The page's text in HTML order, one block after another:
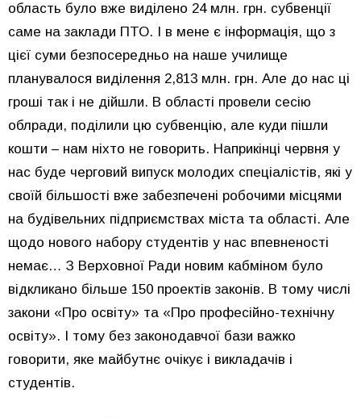
область було вже виділено 24 млн. грн. субвенції
саме на заклади ПТО. І в мене є інформація, що з
цієї суми безпосередньо на наше училище
планувалося виділення 2,813 млн. грн. Але до нас ці
гроші так і не дійшли. В області провели сесію
облради, поділили цю субвенцію, але куди пішли
кошти – нам ніхто не говорить. Наприкінці червня у
нас буде черговий випуск молодих спеціалістів, які у
своїй більшості вже забезпечені робочими місцями
на будівельних підприємствах міста та області. Але
щодо нового набору студентів у нас впевненості
немає… З Верховної Ради новим кабміном було
відкликано більше 150 проектів законів. В тому числі
закони «Про освіту» та «Про професійно-технічну
освіту». І тому без законодавчої бази важко
говорити, яке майбутнє очікує і викладачів і
студентів.